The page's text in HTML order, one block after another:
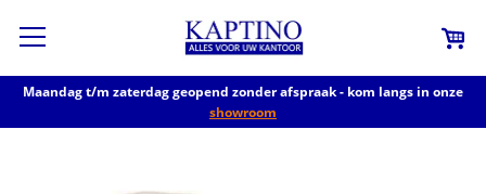
Maandag t/m zaterdag geopend zonder afspraak - kom langs in onze
showroom